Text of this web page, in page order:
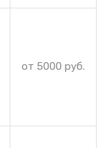
от 5000 руб.